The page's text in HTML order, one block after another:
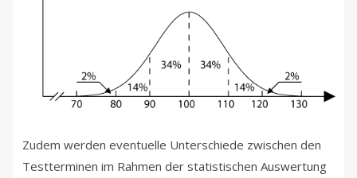
Zudem werden eventuelle Unterschiede zwischen den
Testterminen im Rahmen der statistischen Auswertung